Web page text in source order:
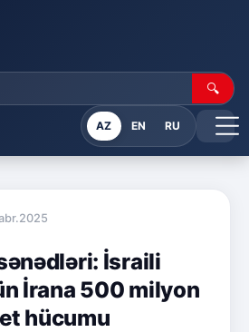
🔍
AZ EN RU
İsraili
İrana 500 milyon
hücumu